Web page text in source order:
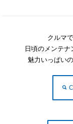
クルマ
日頃のメンテナ
魅力いっぱい